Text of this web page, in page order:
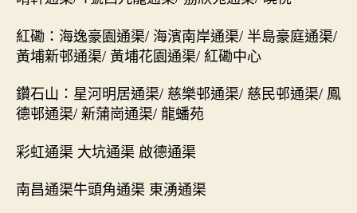
紅磡：海逸豪園通渠/ 海濱南岸通渠/ 半島豪庭通渠/
黃埔新邨通渠/ 黃埔花園通渠/ 紅磡中心
鑽石山：星河明居通渠/ 慈樂邨通渠/ 慈民邨通渠/ 鳳
德邨通渠/ 新蒲崗通渠/ 龍蟠苑
彩虹通渠 大坑通渠 啟德通渠
南昌通渠牛頭角通渠 東湧通渠